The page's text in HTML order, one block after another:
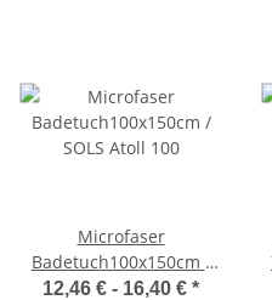
Microfaser
Badetuch100x150cm /
SOL'S Atoll 100
12,46 € - 16,40 € *